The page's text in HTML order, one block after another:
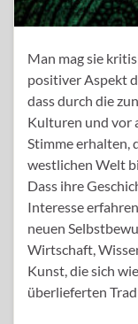
Man mag sie
positiver Aspekt
dass durch die
Kulturen und vor
Stimme erhalten,
westlichen Welt
Dass ihre
Interesse
neuen
Wirtschaft,
Kunst, die sich
überlieferten